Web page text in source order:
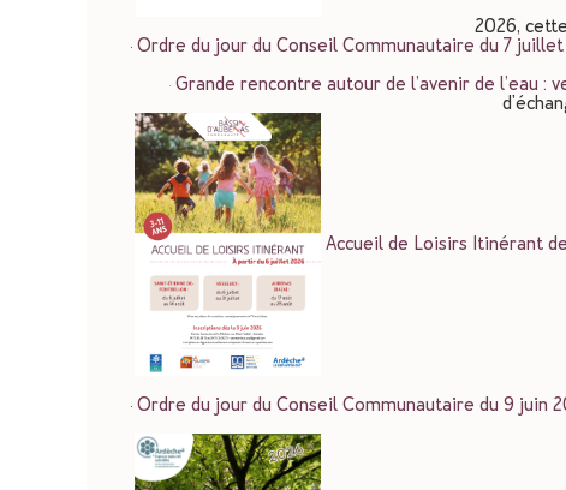
2026,
Ordre du jour du Conseil Communautaire du 7
Grande rencontre autour de l’avenir de l’eau :
Accueil de Loisirs Itinérant
Ordre du jour du Conseil Communautaire du 9 juin